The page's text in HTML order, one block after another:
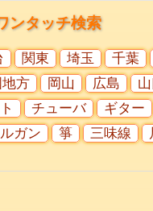
ンタッチ検索
関東 埼玉 千葉
方 岡山 広島
チューバ ギター
ガン 箏 三味線